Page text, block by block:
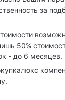
за
50%
- до 6 месяцев.